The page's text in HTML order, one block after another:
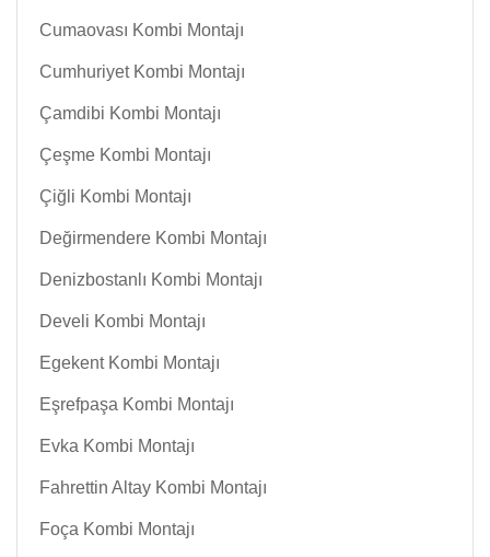
Cumaovası Kombi Montajı
Cumhuriyet Kombi Montajı
Çamdibi Kombi Montajı
Çeşme Kombi Montajı
Çiğli Kombi Montajı
Değirmendere Kombi Montajı
Denizbostanlı Kombi Montajı
Develi Kombi Montajı
Egekent Kombi Montajı
Eşrefpaşa Kombi Montajı
Evka Kombi Montajı
Fahrettin Altay Kombi Montajı
Foça Kombi Montajı